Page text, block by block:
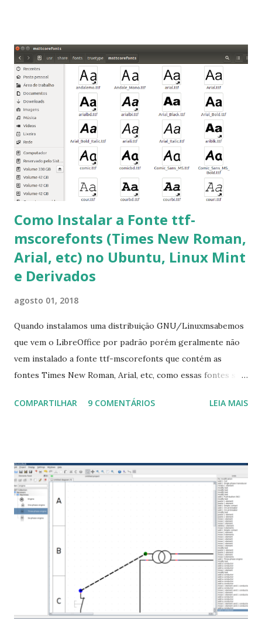
que contém essas fontes. Ao instalar o GNU/Linux abra o
terminal e execute o comando: $ sudo apt-get install ttf-
mscorefonts-installer Leia os termos de uso e avance
clicando em “Ok” Agora aceite os termos de uso clicando
em “Sim” Pronto agora abra o LibreOffice e veja se as
fontes Times New Roman, Arial estão instaladas. Caso
ocorra algum erro ou precisa reinstalar, execute: $ sudo
apt-get install --reinstall ttf-mscorefonts-installer
Como Instalar a Fonte ttf-
mscorefonts (Times New Roman,
Arial, etc) no Ubuntu, Linux Mint
e Derivados
agosto 01, 2018
Quando instalamos uma distribuição GNU/Linuxmsabemos
que vem o LibreOffice por padrão porém geralmente não
vem instalado a fonte ttf-mscorefonts que contém as
fontes Times New Roman, Arial, etc, como essas fontes são
a Associação Brasileira de Normas Técnicas (ABNT), exige
que contém essas fontes. Ao instalar o GNU/Linux abra o
terminal e execute o comando: $ sudo apt-get install ttf-
mscorefonts-installer Leia os termos de uso e avance
clicando em “Ok” Agora aceite os termos de uso clicando
em “Sim” Pronto agora abra o LibreOffice e veja se as
fontes Times New Roman, Arial estão instaladas. Caso
ocorra algum erro ou precisa reinstalar, execute: $ sudo
apt-get install --reinstall ttf-mscorefonts-installer
COMPARTILHAR 9 COMENTÁRIOS LEIA MAIS